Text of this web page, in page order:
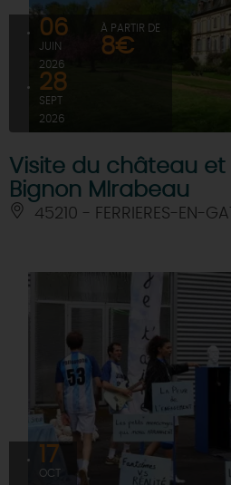
06
JUIN
2026
28
SEPT
2026
À PARTIR DE
8€
Visite du château
Bignon MIrabeau
45210 - FERRIERES-EN-
17
OCT